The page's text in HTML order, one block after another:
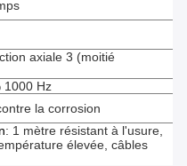
axiale 3 (moitié
Hz
la corrosion
: 1 mètre résistant à l'usure,
élevée, câbles